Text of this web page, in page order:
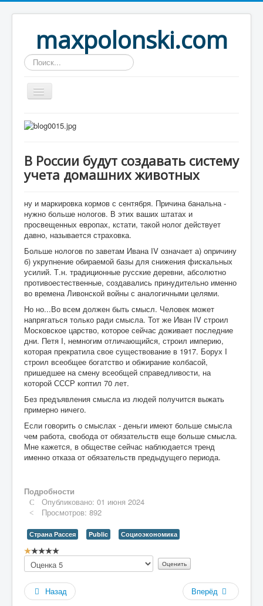
maxpolonski.com
Искать...
Home
Рассказы
Контакты
Вход
В России будут создавать систему
учета домашних животных
ну и маркировка кормов с сентября. Причина банальна -
нужно больше нологов. В этих ваших штатах и
просвещенных европах, кстати, такой нолог действует
давно, называется страховка.
Больше нологов по заветам Ивана IV означает а) опричину
б) укрупнение обираемой базы для снижения фискальных
усилий. Т.н. традиционные русские деревни, абсолютно
противоестественные, создавались принудительно именно
во времена Ливонской войны с аналогичными целями.
Но но...Во всем должен быть смысл. Человек может
напрягаться только ради смысла. Тот же Иван IV строил
Московское царство, которое сейчас доживает последние
дни. Петя I, немногим отличающийся, строил империю,
которая прекратила свое существование в 1917. Борух I
строил всеобщее богатство и обжирание колбасой,
пришедшее на смену всеобщей справедливости, на
которой СССР коптил 70 лет.
Без предъявления смысла из людей получится выжать
примерно ничего.
Если говорить о смыслах - деньги имеют больше смысла
чем работа, свобода от обязательств еще больше смысла.
Мне кажется, в обществе сейчас наблюдается тренд
именно отказа от обязательств предыдущего периода.
Подробности
Опубликовано: 01 июня 2024
Просмотров: 892
Страна Рассея Public Социоэкономика
Рейтинг:
/
Пожалуйста,
оцените
Назад
Вперёд